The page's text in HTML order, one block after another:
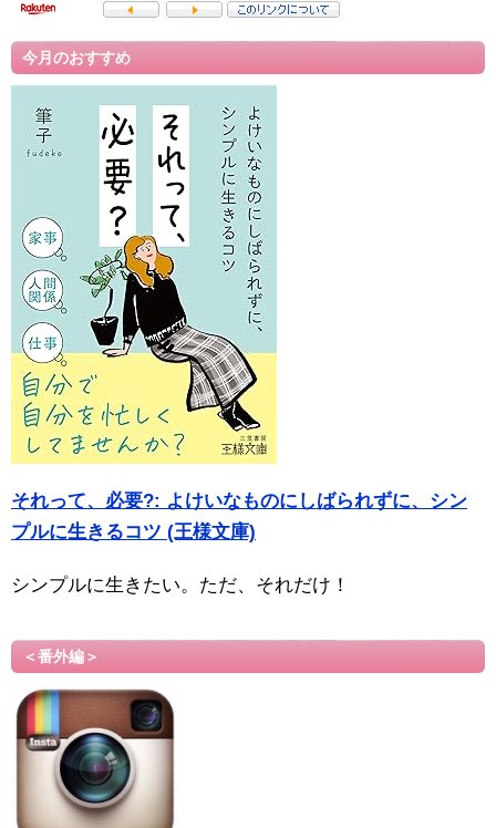
今月のおすすめ
それって、必要?: よけいなものにしばられずに、シン
プルに生きるコツ (王様文庫)
シンプルに生きたい。ただ、それだけ！
＜番外編＞